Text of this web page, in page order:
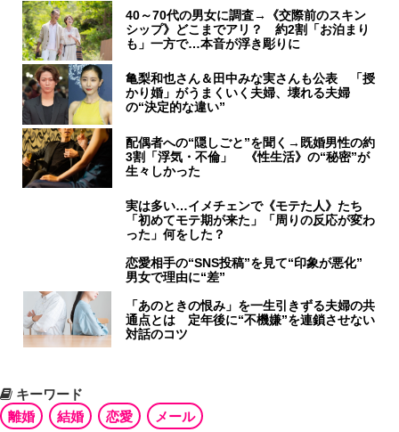
40～70代の男女に調査→《交際前のスキン
シップ》どこまでアリ？ 約2割「お泊まり
も」一方で…本音が浮き彫りに
亀梨和也さん＆田中みな実さんも公表 「授
かり婚」がうまくいく夫婦、壊れる夫婦
の“決定的な違い”
配偶者への“隠しごと”を聞く→既婚男性の約
3割「浮気・不倫」 《性生活》の“秘密”が
生々しかった
実は多い…イメチェンで《モテた人》たち
「初めてモテ期が来た」「周りの反応が変わ
った」何をした？
恋愛相手の“SNS投稿”を見て“印象が悪化”
男女で理由に“差”
「あのときの恨み」を一生引きずる夫婦の共
通点とは 定年後に“不機嫌”を連鎖させない
対話のコツ
キーワード
離婚
結婚 恋愛 メール